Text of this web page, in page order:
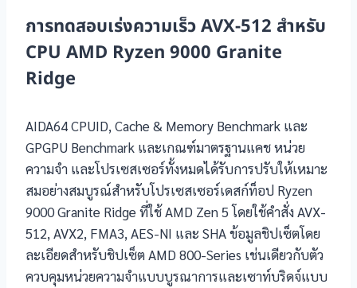
การทดสอบเร่งความเร็ว AVX-512 สำหรับ
CPU AMD Ryzen 9000 Granite
Ridge
AIDA64 CPUID, Cache & Memory Benchmark และ
GPGPU Benchmark และเกณฑ์มาตรฐานแคช หน่วย
ความจำ และโปรเซสเซอร์ทั้งหมดได้รับการปรับให้เหมาะ
สมอย่างสมบูรณ์สำหรับโปรเซสเซอร์เดสก์ท็อป Ryzen
9000 Granite Ridge ที่ใช้ AMD Zen 5 โดยใช้คำสั่ง AVX-
512, AVX2, FMA3, AES-NI และ SHA ข้อมูลชิปเซ็ตโดย
ละเอียดสำหรับชิปเซ็ต AMD 800-Series เช่นเดียวกับตัว
ควบคุมหน่วยความจำแบบบูรณาการและเซาท์บริดจ์แบบ